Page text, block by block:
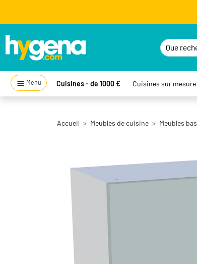
Menu Cuisines - de 1000 € Cuisines sur mesure
Accueil Meubles de cuisine Meubles bas